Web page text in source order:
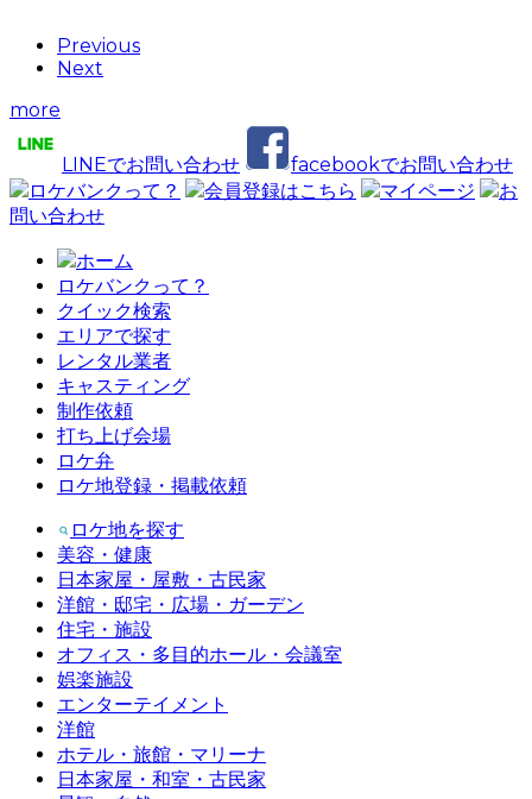
Previous
Next
more
LINEでお問い合わせ
facebookでお問い合わせ
ロケバンクって？
会員登録はこちら マイページ
お
問い合わせ
ホーム
ロケバンクって？
クイック検索
エリアで探す
レンタル業者
キャスティング
制作依頼
打ち上げ会場
ロケ弁
ロケ地登録・掲載依頼
ロケ地を探す
美容・健康
日本家屋・屋敷・古民家
洋館・邸宅・広場・ガーデン
住宅・施設
オフィス・多目的ホール・会議室
娯楽施設
エンターテイメント
洋館
ホテル・旅館・マリーナ
日本家屋・和室・古民家